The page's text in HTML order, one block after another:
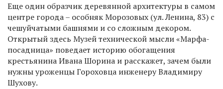
Еще один образчик деревянной архитектуры в самом
центре города – особняк Морозовых (ул. Ленина, 83) с
чешуйчатыми башнями и со сложным декором.
Открытый здесь Музей технической мысли «Марфа-
посадница» поведает историю обогащения
крестьянина Ивана Шорина и расскажет, зачем были
нужны уроженцы Гороховца инженеру Владимиру
Шухову.